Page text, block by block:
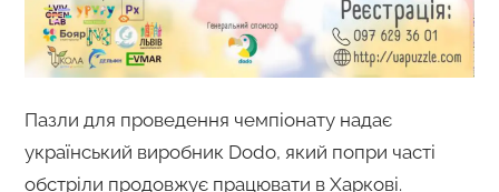
Пазли для проведення чемпіонату надає
український виробник Dodo, який попри часті
обстріли продовжує працювати в Харкові.